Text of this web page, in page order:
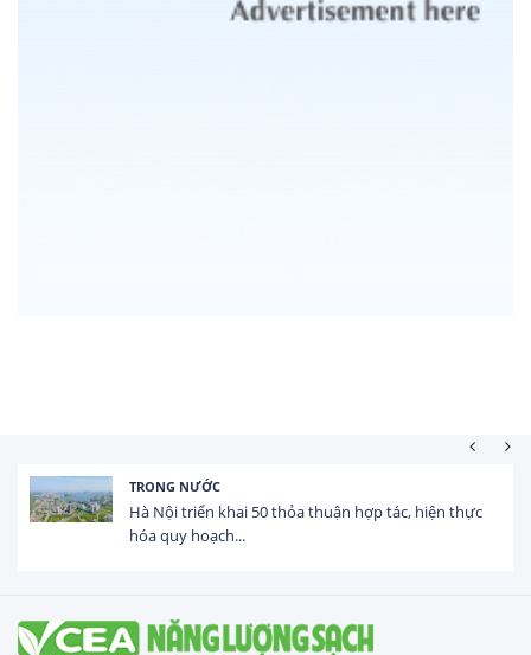
HOẠT ĐỘNG ĐẦU TƯ
Tổng vốn FDI đăng ký vào Việt Nam đạt gần 25 tỷ
USD trong 5 tháng...